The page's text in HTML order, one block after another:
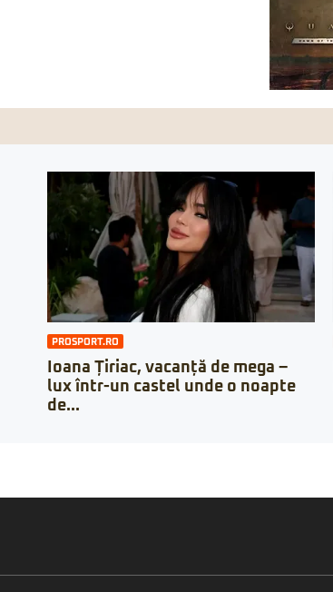
PROSPORT.RO
Ioana Țiriac, vacanță de mega –
lux într-un castel unde o noapte
de...